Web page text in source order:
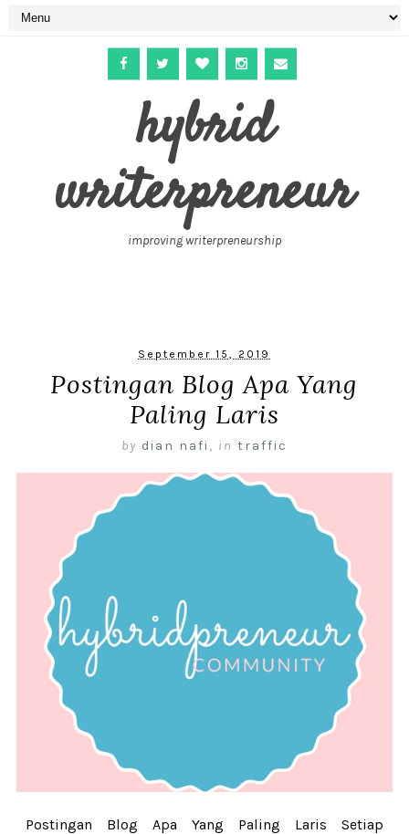
hybrid
writerpreneur
improving writerpreneurship
September 15, 2019
Postingan Blog Apa Yang
Paling Laris
by dian nafi , in traffic
Postingan Blog Apa Yang Paling Laris Setiap